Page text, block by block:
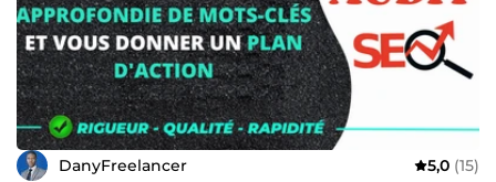
DanyFreelancer 5,0 (15)